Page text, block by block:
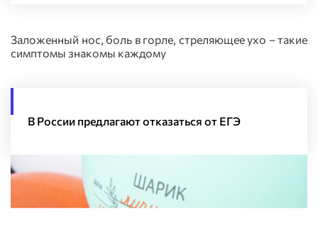
Заложенный нос, боль в горле, стреляющее ухо – такие
симптомы знакомы каждому
В России предлагают отказаться от ЕГЭ